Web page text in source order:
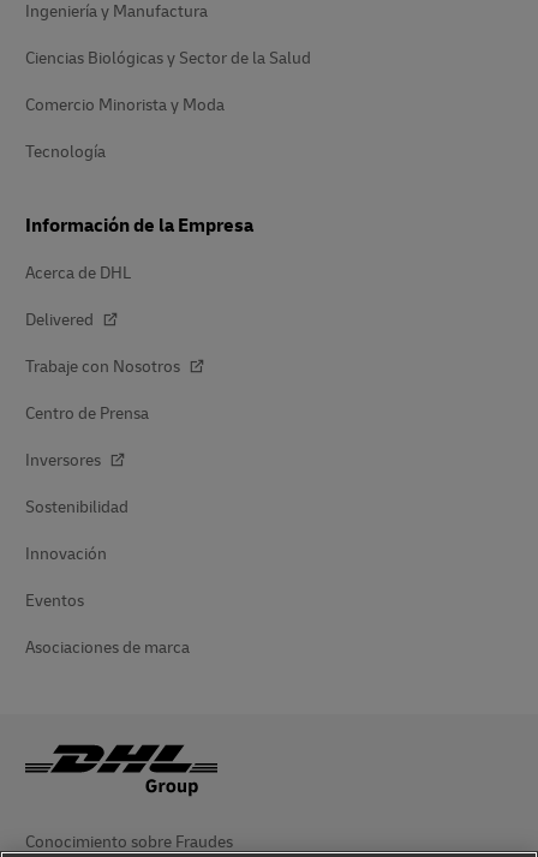
Ingeniería y Manufactura
Ciencias Biológicas y Sector de la Salud
Comercio Minorista y Moda
Tecnología
Información de la Empresa
Acerca de DHL
Delivered
Trabaje con Nosotros
Centro de Prensa
Inversores
Sostenibilidad
Innovación
Eventos
Asociaciones de marca
Conocimiento sobre Fraudes